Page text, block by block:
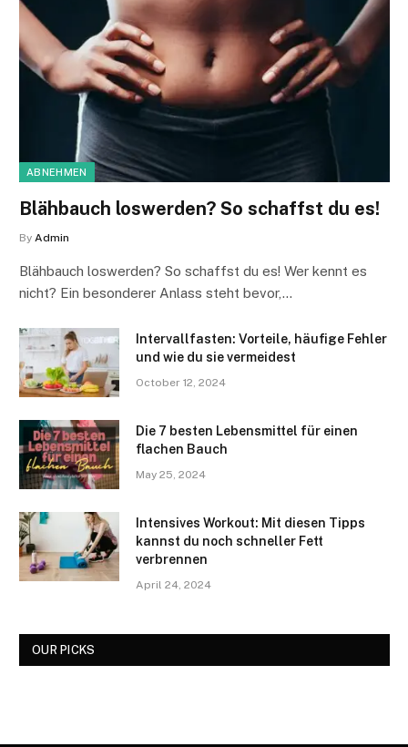
ABNEHMEN
Blähbauch loswerden? So schaffst du es!
By Admin
Blähbauch loswerden? So schaffst du es! Wer kennt es
nicht? Ein besonderer Anlass steht bevor,…
Intervallfasten: Vorteile, häufige Fehler
und wie du sie vermeidest
October 12, 2024
Die 7 besten Lebensmittel für einen
flachen Bauch
May 25, 2024
Intensives Workout: Mit diesen Tipps
kannst du noch schneller Fett
verbrennen
April 24, 2024
OUR PICKS